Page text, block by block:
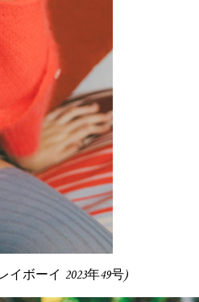
イボーイ 2023年49号)